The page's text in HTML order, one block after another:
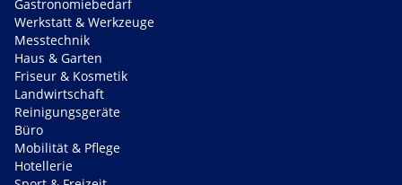
Gastronomiebedarf
Werkstatt & Werkzeuge
Messtechnik
Haus & Garten
Friseur & Kosmetik
Landwirtschaft
Reinigungsgeräte
Büro
Mobilität & Pflege
Hotellerie